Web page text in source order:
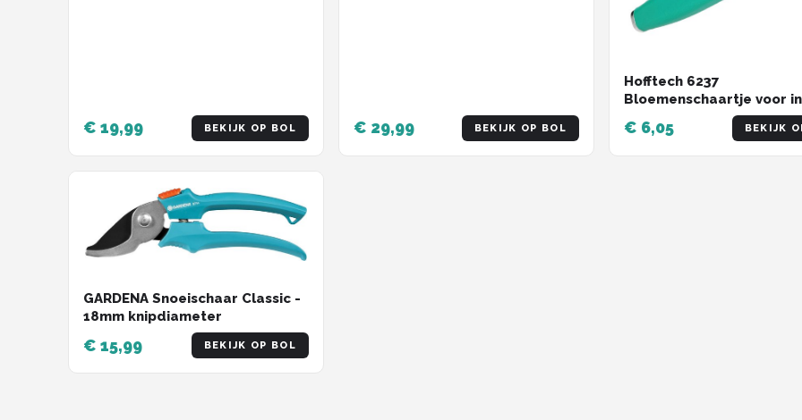
€ 19,99 BEKIJK OP BOL € 29,99 BEKIJK OP BOL
Hofftech 6237
Bloemenschaartje voor
Tuin – 21x8x2cm |
Tuinieren en Onderhoud
€ 6,05 BEKIJK
GARDENA Snoeischaar Classic -
18mm knipdiameter
€ 15,99 BEKIJK OP BOL